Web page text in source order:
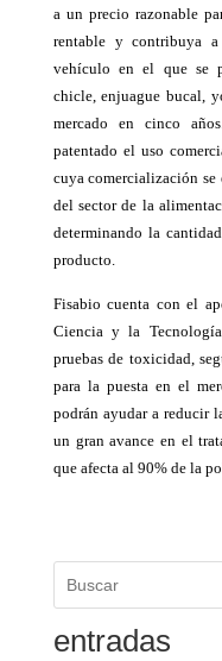
a un precio razonable
rentable y contribuya
vehículo en el que se
chicle, enjuague bucal,
mercado en cinco
patentado el uso
cuya comercialización se
del sector de la
determinando la
producto.
Fisabio cuenta con el
Ciencia y la
pruebas de toxicidad,
para la puesta en el
podrán ayudar a reducir
un gran avance en el
que afecta al 90% de la
entradas